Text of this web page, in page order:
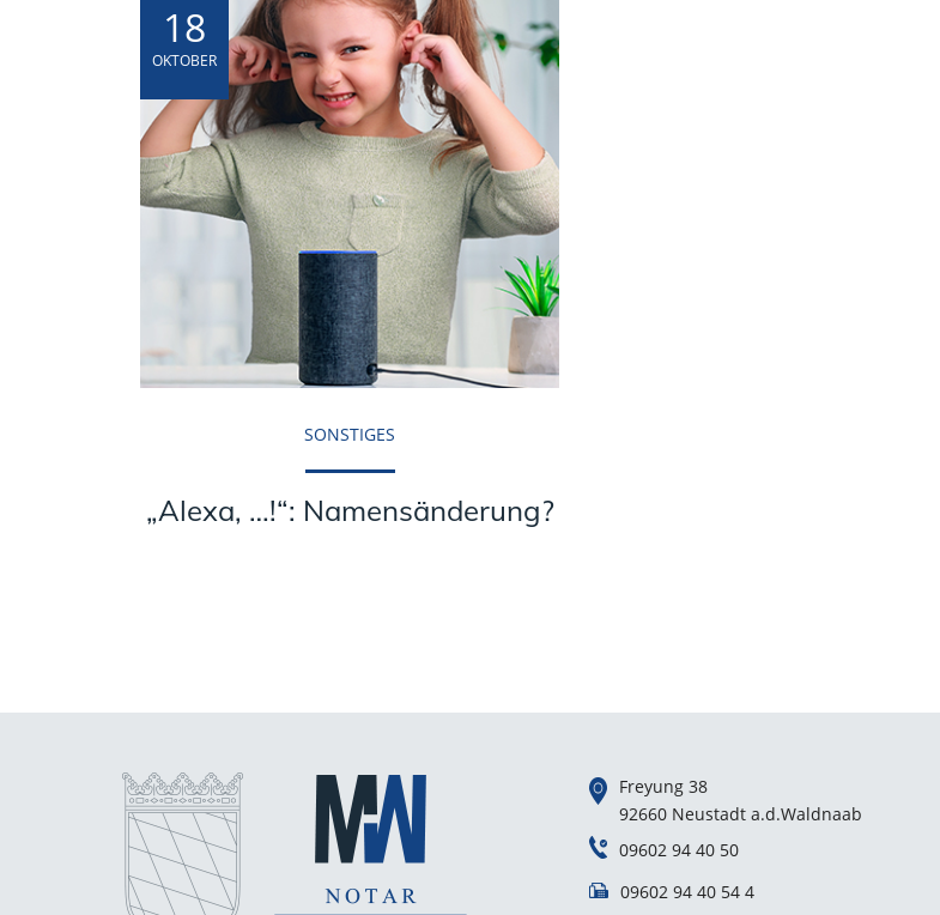
18
OKTOBER
SONSTIGES
„Alexa, …!“: Namensänderung?
Freyung 38
92660 Neustadt a.d.Waldnaab
09602 94 40 50
09602 94 40 54 4